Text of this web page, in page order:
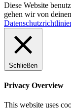
Diese Website
gehen wir von
Schließen
Privacy Overview
This website uses